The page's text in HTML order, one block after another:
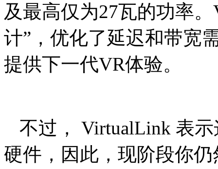
及最高仅为27瓦的功率
计”，优化了延迟和带宽
提供下一代VR体验。
不过， VirtualLink 表
硬件，因此，现阶段你